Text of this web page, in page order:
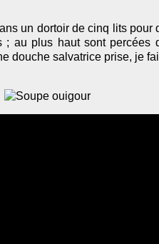
un dortoir de cinq lits pour
; au plus haut sont percées
douche salvatrice prise, je